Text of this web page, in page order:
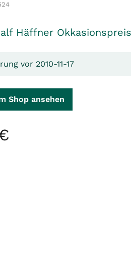
Häffner Okkasionspreis
vor 2010-11-17
Shop ansehen